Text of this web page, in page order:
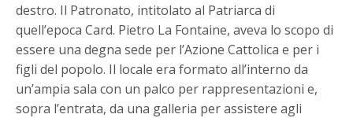
destro. Il Patronato, intitolato al Patriarca di
quell’epoca Card. Pietro La Fontaine, aveva lo scopo di
essere una degna sede per l’Azione Cattolica e per i
figli del popolo. Il locale era formato all’interno da
un’ampia sala con un palco per rappresentazioni e,
sopra l’entrata, da una galleria per assistere agli